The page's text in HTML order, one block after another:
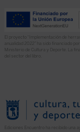
El proyecto “Implementación de
anualidad 2022” ha sido financiado
Ministerio de Cultura y Deporte. La
del sector del libro.
Ediciones Encuentro ha recibido una